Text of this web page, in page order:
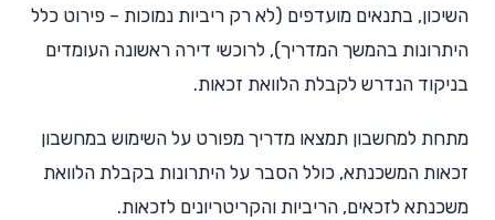
השיכון, בתנאים מועדפים (לא רק ריביות נמוכות – פירוט כלל
היתרונות בהמשך המדריך), לרוכשי דירה ראשונה העומדים
בניקוד הנדרש לקבלת הלוואת זכאות.
מתחת למחשבון תמצאו מדריך מפורט על השימוש במחשבון
זכאות המשכנתא, כולל הסבר על היתרונות בקבלת הלוואת
משכנתא לזכאים, הריביות והקריטריונים לזכאות.